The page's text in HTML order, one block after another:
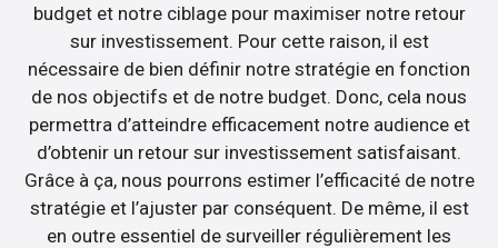
budget et notre ciblage pour maximiser notre retour
sur investissement. Pour cette raison, il est
nécessaire de bien définir notre stratégie en fonction
de nos objectifs et de notre budget. Donc, cela nous
permettra d’atteindre efficacement notre audience et
d’obtenir un retour sur investissement satisfaisant.
Grâce à ça, nous pourrons estimer l’efficacité de notre
stratégie et l’ajuster par conséquent. De même, il est
en outre essentiel de surveiller régulièrement les